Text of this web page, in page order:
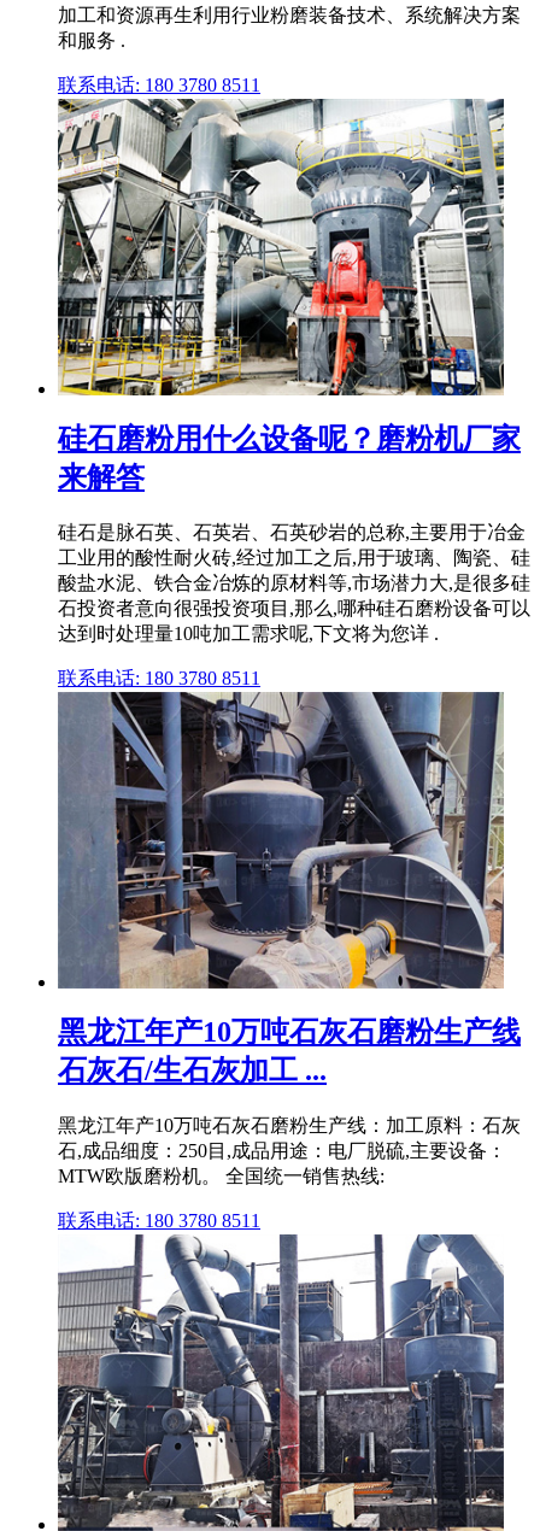
加工和资源再生利用行业粉磨装备技术、系统解决方案
和服务 .
联系电话: 180 3780 8511
硅石磨粉用什么设备呢？磨粉机厂家
来解答
硅石是脉石英、石英岩、石英砂岩的总称,主要用于冶金
工业用的酸性耐火砖,经过加工之后,用于玻璃、陶瓷、硅
酸盐水泥、铁合金冶炼的原材料等,市场潜力大,是很多硅
石投资者意向很强投资项目,那么,哪种硅石磨粉设备可以
达到时处理量10吨加工需求呢,下文将为您详 .
联系电话: 180 3780 8511
黑龙江年产10万吨石灰石磨粉生产线
石灰石/生石灰加工 ...
黑龙江年产10万吨石灰石磨粉生产线：加工原料：石灰
石,成品细度：250目,成品用途：电厂脱硫,主要设备：
MTW欧版磨粉机。 全国统一销售热线:
联系电话: 180 3780 8511